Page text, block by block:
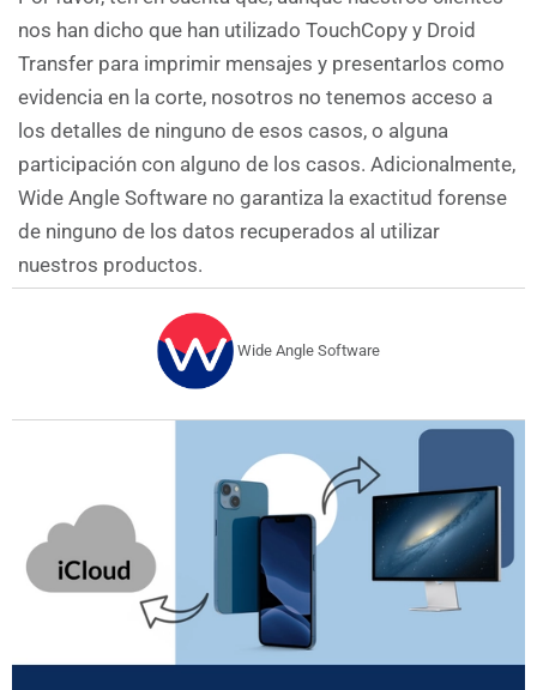
nos han dicho que han utilizado TouchCopy y Droid
Transfer para imprimir mensajes y presentarlos como
evidencia en la corte, nosotros no tenemos acceso a
los detalles de ninguno de esos casos, o alguna
participación con alguno de los casos. Adicionalmente,
Wide Angle Software no garantiza la exactitud forense
de ninguno de los datos recuperados al utilizar
nuestros productos.
Wide Angle Software